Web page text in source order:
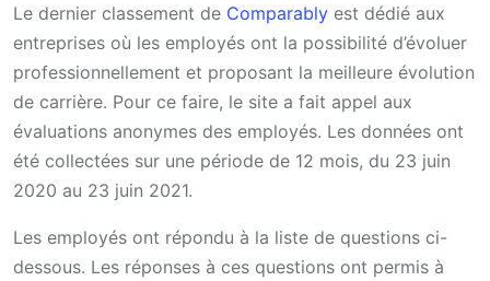
Le dernier classement de Comparably est dédié aux
entreprises où les employés ont la possibilité d’évoluer
professionnellement et proposant la meilleure évolution
de carrière. Pour ce faire, le site a fait appel aux
évaluations anonymes des employés. Les données ont
été collectées sur une période de 12 mois, du 23 juin
2020 au 23 juin 2021.
Les employés ont répondu à la liste de questions ci-
dessous. Les réponses à ces questions ont permis à